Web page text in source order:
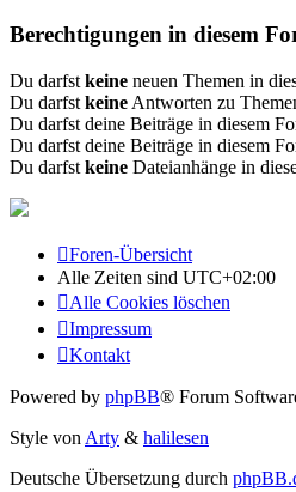
Berechtigungen in diesem
Du darfst keine neuen Themen in
Du darfst keine Antworten zu
Du darfst deine Beiträge in diesem
Du darfst deine Beiträge in diesem
Du darfst keine Dateianhänge in
Foren-Übersicht
Alle Zeiten sind UTC+02:00
Alle Cookies löschen
Impressum
Kontakt
Powered by phpBB® Forum
Style von Arty & halilesen
Deutsche Übersetzung durch